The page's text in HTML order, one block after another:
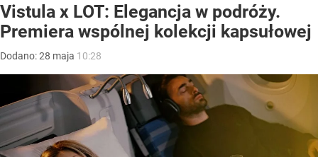
Vistula x LOT: Elegancja w podróży.
Premiera wspólnej kolekcji kapsułowej
Dodano:28 maja 10:28